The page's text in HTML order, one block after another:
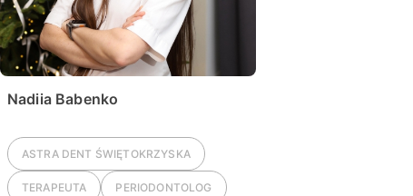
Nadiia Babenko
ASTRA DENT ŚWIĘTOKRZYSKA
TERAPEUTA PERIODONTOLOG